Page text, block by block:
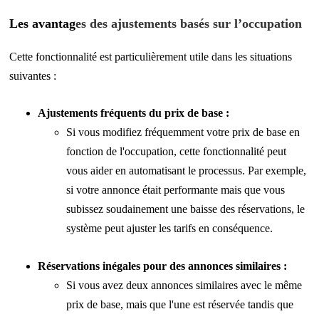
Les avantages des ajustements basés sur l’occupation
Cette fonctionnalité est particulièrement utile dans les situations
suivantes :
Ajustements fréquents du prix de base :
Si vous modifiez fréquemment votre prix de base en
fonction de l'occupation, cette fonctionnalité peut
vous aider en automatisant le processus. Par exemple,
si votre annonce était performante mais que vous
subissez soudainement une baisse des réservations, le
système peut ajuster les tarifs en conséquence.
Réservations inégales pour des annonces similaires :
Si vous avez deux annonces similaires avec le même
prix de base, mais que l'une est réservée tandis que